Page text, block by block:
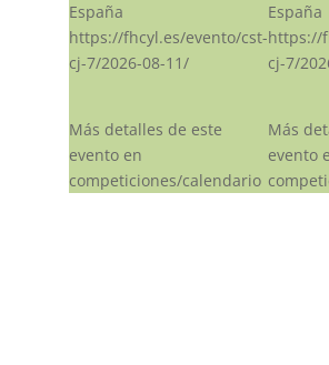
España
https://fhcyl.es/evento/cst-
cj-7/2026-08-11/
Más detalles de este
evento en
competiciones/calendario
España
https://
cj-7/
Más
evento